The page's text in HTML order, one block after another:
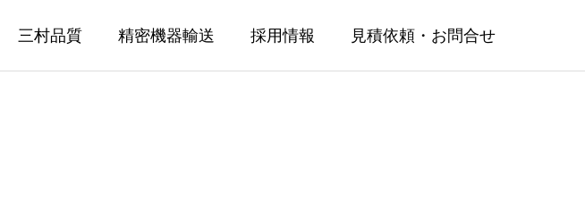
三村品質 精密機器輸送 採用情報 見積依頼・お問合せ